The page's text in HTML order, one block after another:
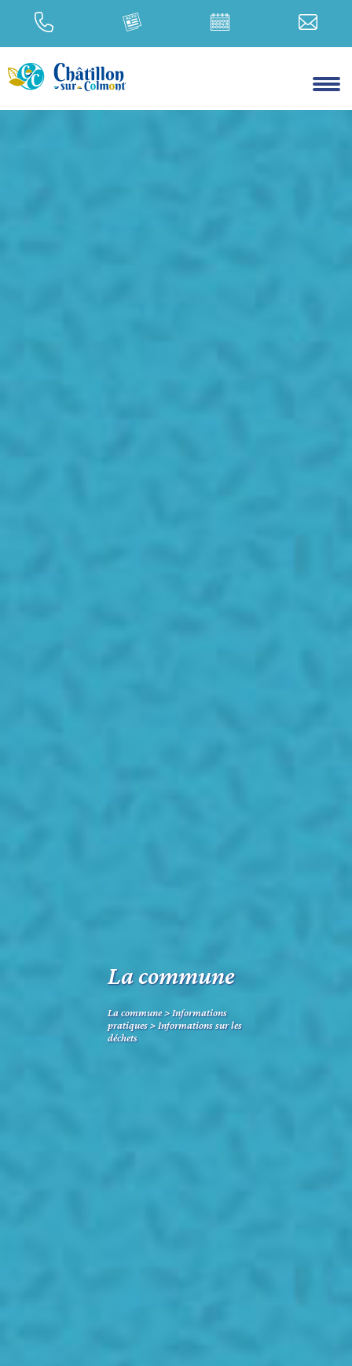
La commune
La commune> Informations
pratiques > Informations sur les
déchets